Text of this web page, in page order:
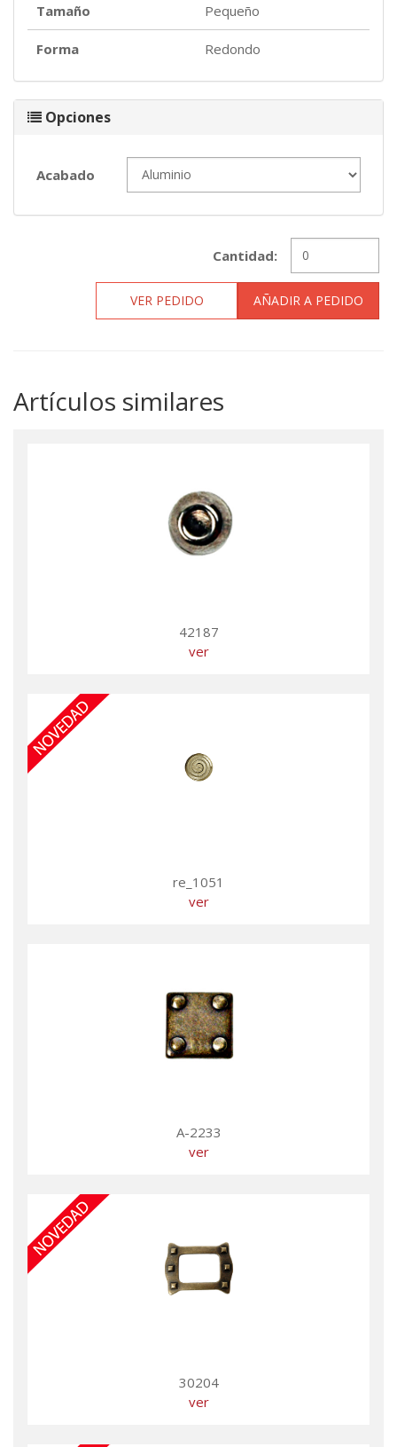
Tamaño Pequeño
Forma Redondo
Opciones
Acabado
Cantidad:
VER PEDIDO AÑADIR A PEDIDO
Artículos similares
42187
ver
re_1051
ver
A-2233
ver
30204
ver